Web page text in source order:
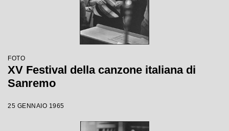
FOTO
XV Festival della canzone italiana di
Sanremo
25 GENNAIO 1965